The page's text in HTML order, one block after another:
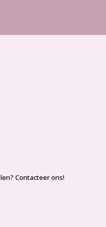
Contacteer ons!